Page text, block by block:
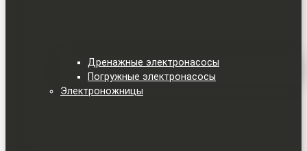
Дренажные электронасосы
Погружные электронасосы
Электроножницы